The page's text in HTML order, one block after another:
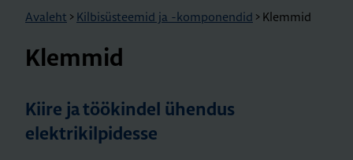
Avaleht > Kilbisüsteemid ja -komponendid > Klemmid
Klem­mid
Kiire ja töökindel ühendus
elektrikilpidesse